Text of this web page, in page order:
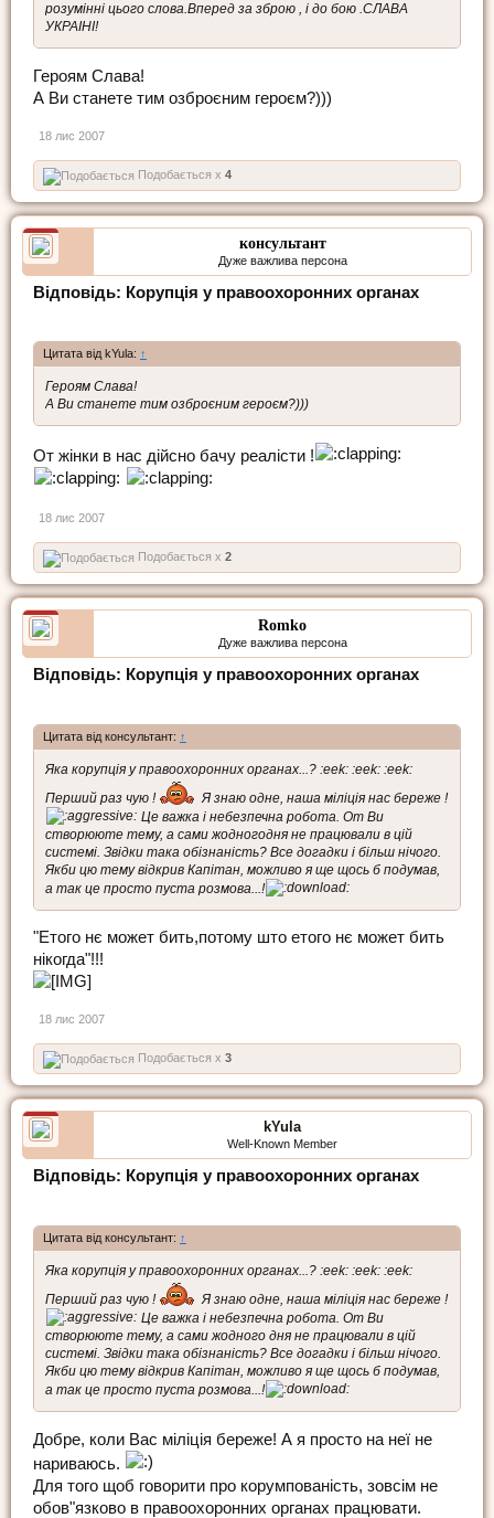
розумінні цього слова.Вперед за зброю , і до бою .СЛАВА
УКРАІНІ!
Героям Слава!
А Ви станете тим озброєним героєм?)))
18 лис 2007
Подобається x 4
консультант
Дуже важлива персона
Відповідь: Корупція у правоохоронних органах
Цитата від kYula: ↑
Героям Слава!
А Ви станете тим озброєним героєм?)))
От жінки в нас дійсно бачу реалісти !
18 лис 2007
Подобається x 2
Romko
Дуже важлива персона
Відповідь: Корупція у правоохоронних органах
Цитата від консультант: ↑
Яка корупція у правоохоронних органах...? :eek: :eek: :eek:
Перший раз чую !
Я знаю одне, наша міліція нас береже !
Це важка і небезпечна робота. От Ви
створююте тему, а сами жодногодня не працювали в цій
системі. Звідки така обізнаність? Все догадки і більш нічого.
Якби цю тему відкрив Капітан, можливо я ще щось б подумав,
а так це просто пуста розмова...!
"Етого нє может бить,потому што етого нє может бить
нікогда"!!!
18 лис 2007
Подобається x 3
kYula
Well-Known Member
Відповідь: Корупція у правоохоронних органах
Цитата від консультант: ↑
Яка корупція у правоохоронних органах...? :eek: :eek: :eek:
Перший раз чую !
Я знаю одне, наша міліція нас береже !
Це важка і небезпечна робота. От Ви
створююте тему, а сами жодного дня не працювали в цій
системі. Звідки така обізнаність? Все догадки і більш нічого.
Якби цю тему відкрив Капітан, можливо я ще щось б подумав,
а так це просто пуста розмова...!
Добре, коли Вас міліція береже! А я просто на неї не
нариваюсь.
Для того щоб говорити про корумпованість, зовсім не
обов"язково в правоохоронних органах працювати.